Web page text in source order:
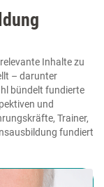
Inhalte zu
– darunter
bündelt fundierte
und
Trainer,
fundiert